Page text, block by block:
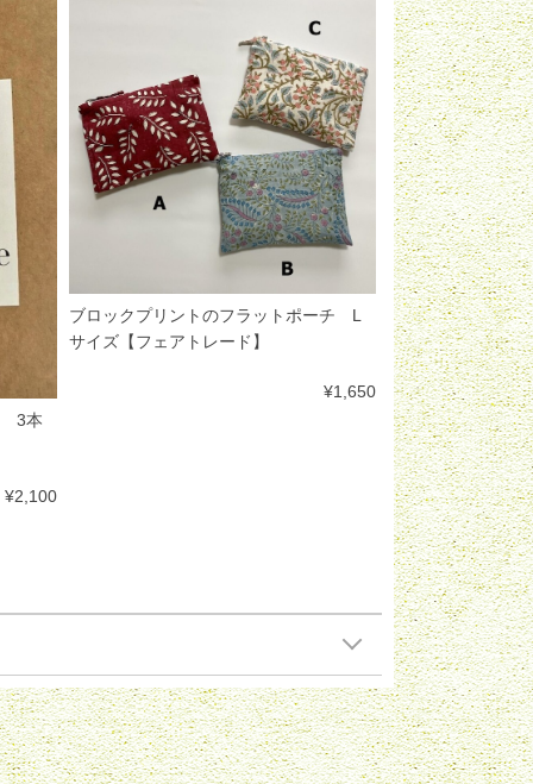
3本
¥2,100
ブロックプリントのフラットポーチ L
サイズ【フェアトレード】
¥1,650